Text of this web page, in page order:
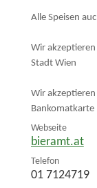
Alle Speisen
Wir
Stadt Wien
Wir
Bankomatkarte
Webseite
bieramt.at
Telefon
01 7124719